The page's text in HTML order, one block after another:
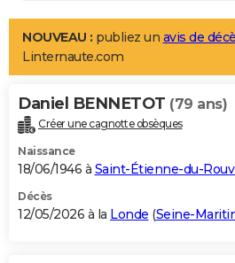
LIFESTYLE
Art de vivre
Bien-être
Loisirs
Mode
Modes de vie
Alimentation
Guide de la santé
Maladies
Médicaments
Sommeil
VOYAGE
Destinations
City break
Voyage nature
Voyage de noces
Forum
Climat
+PHOTO
GUIDES D'ACHAT
BONS PLANS
NOUVEAU : publiez un avis de
Linternaute.com
Daniel BENNETOT (79 ans)
Créer une cagnotte obsèques
Naissance
18/06/1946 à Saint-Étienne-du-
Décès
12/05/2026 à la Londe (Seine-